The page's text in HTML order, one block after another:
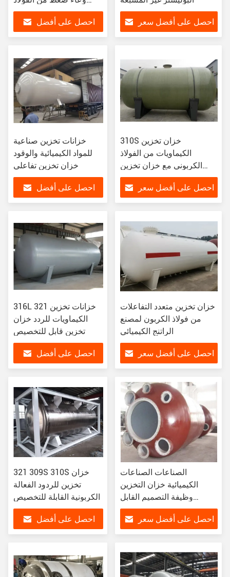
المقاوم للصدأ
احصل على أفضل احصل على أفضل سعر
خزانات تخزين صناعية
للمواد الكيميائية والوقود
خزان تخزين تفاعلي
احصل على أفضل
310S خزان تخزين
الكيماويات من الفولاذ
الكربوني مع خزان تخزين
تفاعلية قابل للتطبيق وعملي
احصل على أفضل سعر
316L 321 خزانات تخزين
الكيماويات للردد خزان
تخزين قابل للتخصيص
احصل على أفضل
خزان تخزين متعدد التفاعلات
من فولاذ الكربون لمصنع
الراتنج الكيميائي
احصل على أفضل سعر
321 309S 310S خزان
تخزين للردود الفعالة
الكربونية القابلة للتخصيص
احصل على أفضل
الصناعات الصناعات
الكيميائية خزان التخزين
وظيفة التصميم القابل
للتخصيص والقدرة
احصل على أفضل سعر